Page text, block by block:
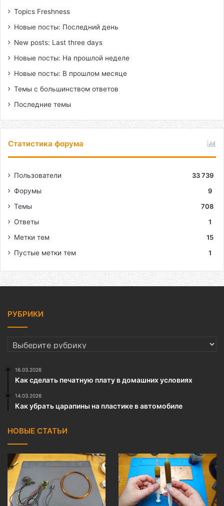
Topics Freshness
Новые посты: Последний день
New posts: Last three days
Новые посты: На прошлой неделе
Новые посты: В прошлом месяце
Темы с большинством ответов
Последние темы
Статистика форума
Пользователи
33 739
Форумы
9
Темы
708
Ответы
1
Метки тем
15
Пустые метки тем
1
РУБРИКИ
РУБРИКИ
16.03.2026
Как сделать печатную плату в домашних условиях
14.03.2026
Как убрать царапины на пластике в автомобиле
НОВЫЕ СТАТЬИ